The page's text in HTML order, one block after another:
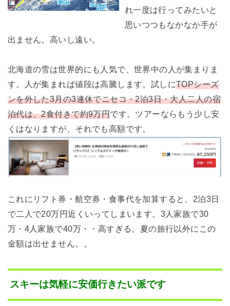
れ一度は行ってみたいと
思いつつもなかなか手が
出ません。高いし遠い。
北海道の雪は世界的にも人気で、世界中の人が集まりま
す。人が集まれば値段は高騰します。試しにTOPシーズ
ンを外した3月の3連休でニセコ・2泊3日・大人二人の宿
泊代は、2食付きで約9万円です。ツアーならもう少し安
くはなりますが、それでも高額です。
これにリフト券・航空券・食事代を加算すると、2泊3日
で二人で20万円近くいってしまいます。3人家族で30
万・4人家族で40万・・高すぎる。夏の旅行以外にこの
金額は出せません。。
スキーは気軽に安価行きたい派です